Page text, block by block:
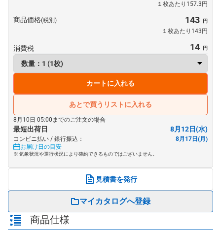
１枚あたり157.3円
商品価格(税別) 143
１枚あたり143円
消費税 14
カートに入れる
あとで買うリストに入れる
8月10日 05:00までのご注文の場合
最短出荷日 8月12日(水)
コンビニ払い / 銀行振込：
8月17日(月)
お届け日の目安
※ 気象状況や運行状況により確約できるものではございません。
見積書を発行
マイカタログへ登録
商品仕様